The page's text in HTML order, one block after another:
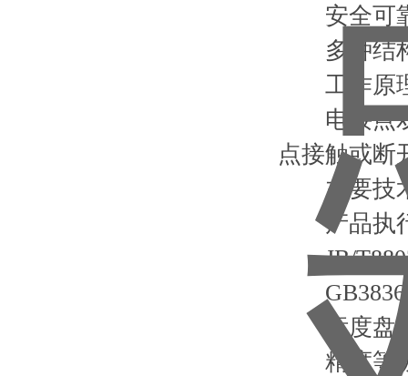
安全可靠
多种结构
工作原
电接点双
点接触或断
主要技
产品执
JB/
标度盘公
精度等级